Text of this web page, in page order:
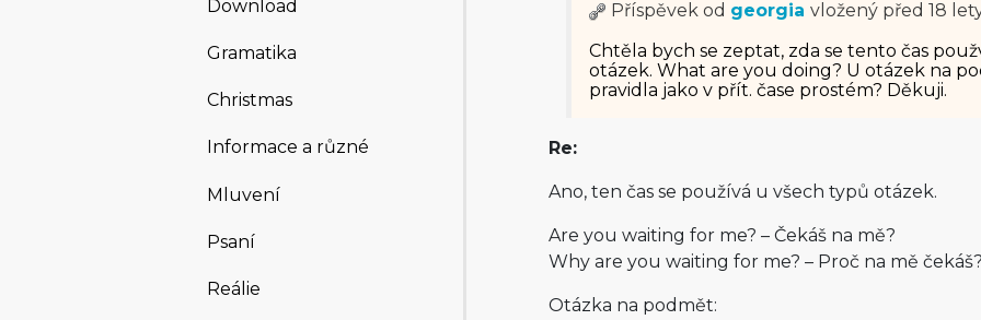
Download
Gramatika
Christmas
Informace a různé
Mluvení
Psaní
Reálie
Příspěvek od georgia vložený před 18
Chtěla bych se zeptat, zda se tento čas
otázek. What are you doing? U otázek na
pravidla jako v přít. čase prostém? Děkuji.
Re:
Ano, ten čas se používá u všech typů otázek.
Are you waiting for me? – Čekáš na mě?
Why are you waiting for me? – Proč na mě
Otázka na podmět: